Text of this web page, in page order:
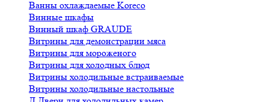
Ванны охлаждаемые Koreco
Винные шкафы
Винный шкаф GRAUDE
Витрины для демонстрации мяса
Витрины для мороженого
Витрины для холодных блюд
Витрины холодильные встраиваемые
Витрины холодильные настольные